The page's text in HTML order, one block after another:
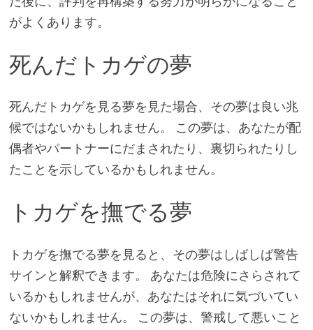
がよくあります。
死んだトカゲの夢
死んだトカゲを見る夢を見た場合、その夢は良い兆
候ではないかもしれません。 この夢は、あなたが配
偶者やパートナーにだまされたり、裏切られたりし
たことを示しているかもしれません。
トカゲを撫でる夢
トカゲを撫でる夢を見ると、その夢はしばしば警告
サインと解釈できます。 あなたは危険にさらされて
いるかもしれませんが、あなたはそれに気づいてい
ないかもしれません。 この夢は、警戒して悪いこと